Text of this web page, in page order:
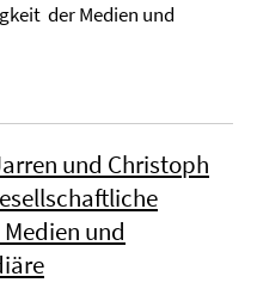
der Medien und
und Christoph
und